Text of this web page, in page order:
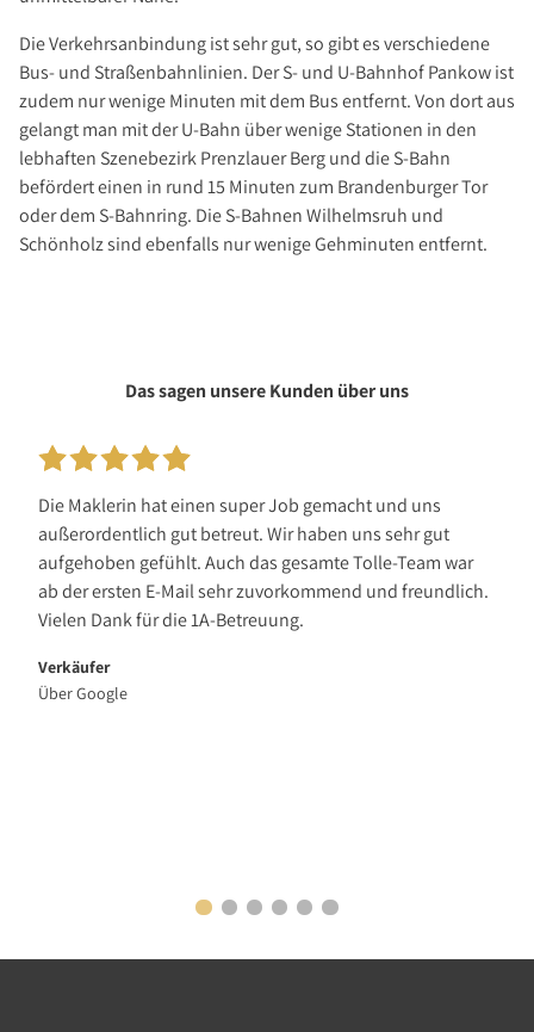
Die Verkehrsanbindung ist sehr gut, so gibt es verschiedene
Bus- und Straßenbahnlinien. Der S- und U-Bahnhof Pankow ist
zudem nur wenige Minuten mit dem Bus entfernt. Von dort aus
gelangt man mit der U-Bahn über wenige Stationen in den
lebhaften Szenebezirk Prenzlauer Berg und die S-Bahn
befördert einen in rund 15 Minuten zum Brandenburger Tor
oder dem S-Bahnring. Die S-Bahnen Wilhelmsruh und
Schönholz sind ebenfalls nur wenige Gehminuten entfernt.
Das sagen unsere Kunden über uns
Die Maklerin hat einen super Job gemacht und uns
außerordentlich gut betreut. Wir haben uns sehr gut
aufgehoben gefühlt. Auch das gesamte Tolle-Team war
ab der ersten E-Mail sehr zuvorkommend und freundlich.
Vielen Dank für die 1A-Betreuung.
Verkäufer
Über Google